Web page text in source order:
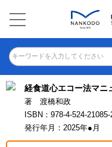
キーワードを入力してください
経食道心エコー法マニ
著 渡橋和政
ISBN：978-4-524-21085-
発行年月：2025年●月